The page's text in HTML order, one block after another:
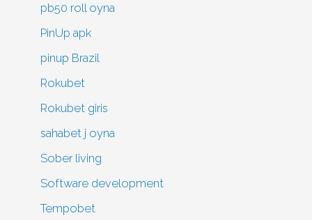
pb50 roll oyna
PinUp apk
pinup Brazil
Rokubet
Rokubet giris
sahabet j oyna
Sober living
Software development
Tempobet